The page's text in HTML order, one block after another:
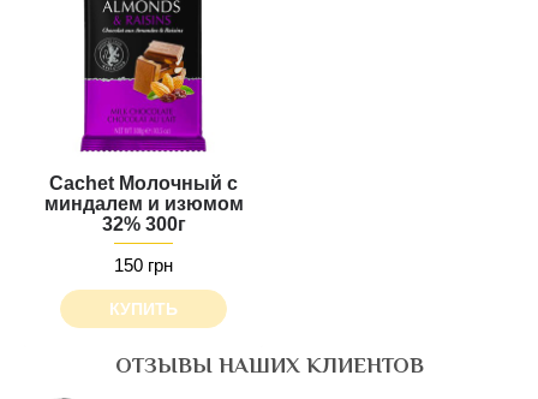
Cachet Молочный с
миндалем и изюмом
32% 300г
150 грн
КУПИТЬ
ОТЗЫВЫ НАШИХ КЛИЕНТОВ